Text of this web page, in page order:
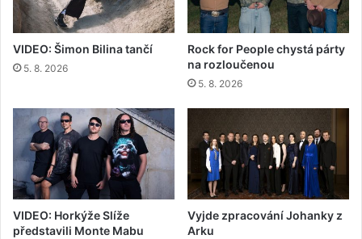
VIDEO: Šimon Bilina tančí
5. 8. 2026
Rock for People chystá párty
na rozloučenou
5. 8. 2026
VIDEO: Horkýže Slíže
představili Monte Mabu
Vyjde zpracování Johanky z
Arku